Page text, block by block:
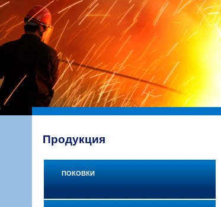
Продукция
ПОКОВКИ